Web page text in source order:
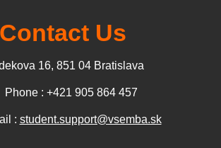
Contact Us
16, 851 04 Bratislava
Phone : +421 905 864 457
: student.support@vsemba.sk